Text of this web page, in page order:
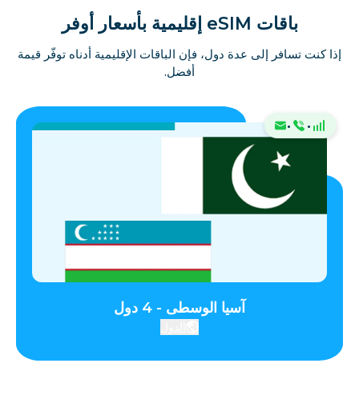
باقات eSIM إقليمية بأسعار أوفر
إذا كنت تسافر إلى عدة دول، فإن الباقات الإقليمية أدناه توفّر قيمة
أفضل.
·
·
آسيا الوسطى - 4 دول